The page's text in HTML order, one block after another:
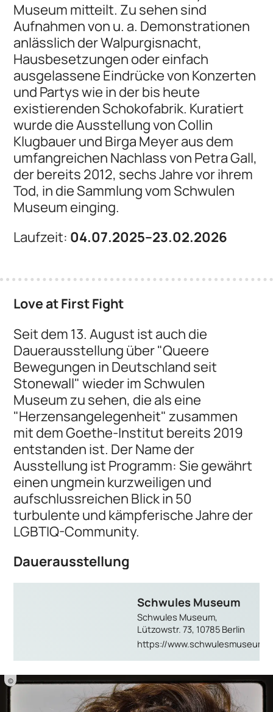
Museum mitteilt. Zu sehen sind
Aufnahmen von u. a. Demonstrationen
anlässlich der Walpurgisnacht,
Hausbesetzungen oder einfach
ausgelassene Eindrücke von Konzerten
und Partys wie in der bis heute
existierenden Schokofabrik. Kuratiert
wurde die Ausstellung von Collin
Klugbauer und Birga Meyer aus dem
umfangreichen Nachlass von Petra Gall,
der bereits 2012, sechs Jahre vor ihrem
Tod, in die Sammlung vom Schwulen
Museum einging.
Laufzeit: 04.07.2025–23.02.2026
Love at First Fight
Seit dem 13. August ist auch die
Dauerausstellung über "Queere
Bewegungen in Deutschland seit
Stonewall" wieder im Schwulen
Museum zu sehen, die als eine
"Herzensangelegenheit" zusammen
mit dem Goethe-Institut bereits 2019
entstanden ist. Der Name der
Ausstellung ist Programm: Sie gewährt
einen ungmein kurzweiligen und
aufschlussreichen Blick in 50
turbulente und kämpferische Jahre der
LGBTIQ-Community.
Dauerausstellung
Schwules Museum
Schwules Museum,
Lützowstr. 73, 10785 Berlin
https://
©